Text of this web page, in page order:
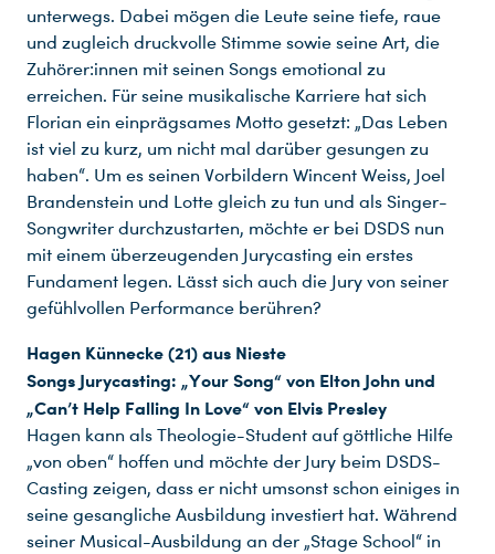
unterwegs. Dabei mögen die Leute seine tiefe, raue
und zugleich druckvolle Stimme sowie seine Art, die
Zuhörer:innen mit seinen Songs emotional zu
erreichen. Für seine musikalische Karriere hat sich
Florian ein einprägsames Motto gesetzt: „Das Leben
ist viel zu kurz, um nicht mal darüber gesungen zu
haben“. Um es seinen Vorbildern Wincent Weiss, Joel
Brandenstein und Lotte gleich zu tun und als Singer-
Songwriter durchzustarten, möchte er bei DSDS nun
mit einem überzeugenden Jurycasting ein erstes
Fundament legen. Lässt sich auch die Jury von seiner
gefühlvollen Performance berühren?
Hagen Künnecke (21) aus Nieste
Songs Jurycasting: „Your Song“ von Elton John und
„Can’t Help Falling In Love“ von Elvis Presley
Hagen kann als Theologie-Student auf göttliche Hilfe
„von oben“ hoffen und möchte der Jury beim DSDS-
Casting zeigen, dass er nicht umsonst schon einiges in
seine gesangliche Ausbildung investiert hat. Während
seiner Musical-Ausbildung an der „Stage School“ in